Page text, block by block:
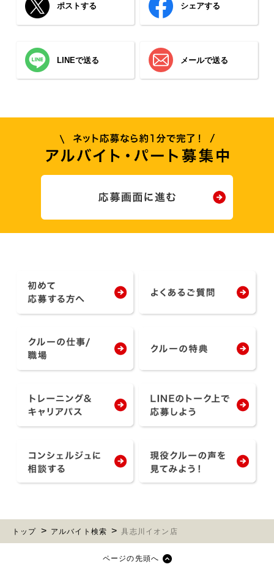
ポストする シェアする
LINEで送る メールで送る
トップ アルバイト検索 具志川イオン店
ページの先頭へ